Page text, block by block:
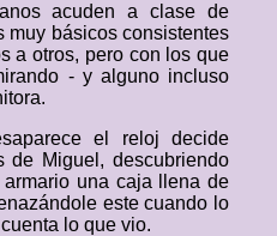
acuden a clase de
muy básicos consistentes
a otros, pero con los que
- y alguno incluso
el reloj decide
de Miguel, descubriendo
una caja llena de
este cuando lo
lo que vio.